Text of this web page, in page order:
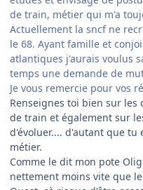
de train, métier qui m'a
Actuellement la sncf ne
le 68. Ayant famille et
atlantiques j'aurais voulus
temps une demande de
Je vous remercie pour vos
Renseignes toi bien sur
de train et également sur
d'évoluer.... d'autant que
métier.
Comme le dit mon pote
nettement moins vite que